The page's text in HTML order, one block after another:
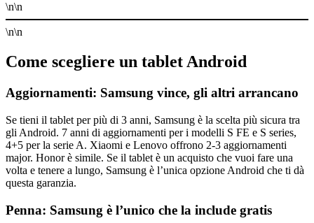
\n\n
\n\n
Come scegliere un tablet Android
Aggiornamenti: Samsung vince, gli altri arrancano
Se tieni il tablet per più di 3 anni, Samsung è la scelta più sicura tra
gli Android. 7 anni di aggiornamenti per i modelli S FE e S series,
4+5 per la serie A. Xiaomi e Lenovo offrono 2-3 aggiornamenti
major. Honor è simile. Se il tablet è un acquisto che vuoi fare una
volta e tenere a lungo, Samsung è l’unica opzione Android che ti dà
questa garanzia.
Penna: Samsung è l’unico che la include gratis